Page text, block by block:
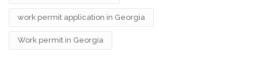
work permit application in Georgia
Work permit in Georgia